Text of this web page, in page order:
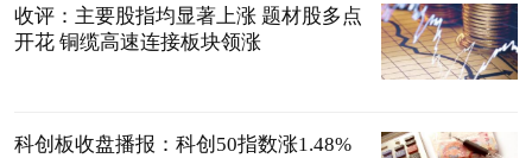
收评：主要股指均显著上涨 题材股多点
开花 铜缆高速连接板块领涨
科创板收盘播报：科创50指数涨1.48%